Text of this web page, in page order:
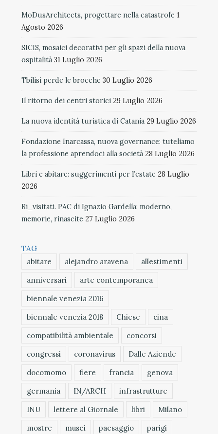
MoDusArchitects, progettare nella catastrofe 1
Agosto 2026
SICIS, mosaici decorativi per gli spazi della nuova
ospitalità 31 Luglio 2026
Tbilisi perde le brocche 30 Luglio 2026
Il ritorno dei centri storici 29 Luglio 2026
La nuova identità turistica di Catania 29 Luglio 2026
Fondazione Inarcassa, nuova governance: tuteliamo
la professione aprendoci alla società 28 Luglio 2026
Libri e abitare: suggerimenti per l’estate 28 Luglio
2026
Ri_visitati. PAC di Ignazio Gardella: moderno,
memorie, rinascite 27 Luglio 2026
TAG
abitare
alejandro aravena
allestimenti
anniversari
arte contemporanea
biennale venezia 2016
biennale venezia 2018
Chiese
cina
compatibilità ambientale
concorsi
congressi
coronavirus
Dalle Aziende
docomomo
fiere francia
genova
germania
IN/ARCH
infrastrutture
INU
lettere al Giornale libri
Milano
mostre
musei paesaggio
parigi